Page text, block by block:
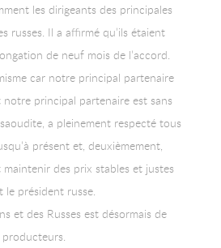
les dirigeants des principales
russes. Il a affirmé qu’ils étaient
de neuf mois de l’accord.
car notre principal partenaire
notre principal partenaire est sans
a pleinement respecté tous
présent et, deuxièmement,
maintenir des prix stables et justes
président russe.
et des Russes est désormais de